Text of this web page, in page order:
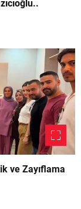
Yazıcıoğlu..
ve Zayıflama